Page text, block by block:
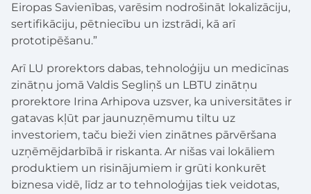
Eiropas Savienības, varēsim nodrošināt lokalizāciju,
sertifikāciju, pētniecību un izstrādi, kā arī
prototipēšanu.”
Arī LU prorektors dabas, tehnoloģiju un medicīnas
zinātņu jomā Valdis Segliņš un LBTU zinātņu
prorektore Irina Arhipova uzsver, ka universitātes ir
gatavas kļūt par jaunuzņēmumu tiltu uz
investoriem, taču bieži vien zinātnes pārvēršana
uzņēmējdarbībā ir riskanta. Ar nišas vai lokāliem
produktiem un risinājumiem ir grūti konkurēt
biznesa vidē, līdz ar to tehnoloģijas tiek veidotas,